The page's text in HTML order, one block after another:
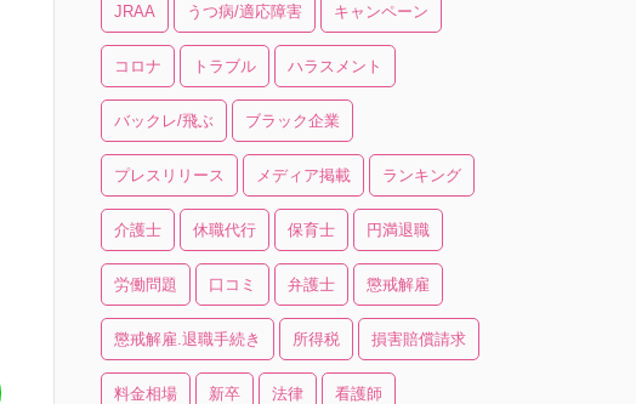
JRAA うつ病/適応障害 キャンペーン
コロナ トラブル ハラスメント
バックレ/飛ぶ ブラック企業
プレスリリース メディア掲載 ランキング
介護士 休職代行 保育士 円満退職
労働問題 口コミ 弁護士 懲戒解雇
懲戒解雇.退職手続き 所得税 損害賠償請求
料金相場 新卒 法律 看護師